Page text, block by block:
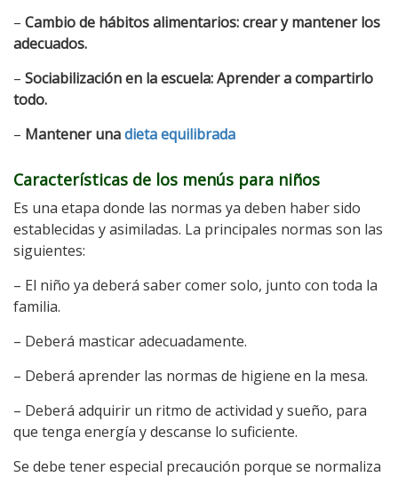
– Cambio de hábitos alimentarios: crear y mantener los
adecuados.
– Sociabilización en la escuela: Aprender a compartirlo
todo.
– Mantener unadieta equilibrada
Características de los menús para niños
Es una etapa donde las normas ya deben haber sido
establecidas y asimiladas. La principales normas son las
siguientes:
– El niño ya deberá saber comer solo, junto con toda la
familia.
– Deberá masticar adecuadamente.
– Deberá aprender las normas de higiene en la mesa.
– Deberá adquirir un ritmo de actividad y sueño, para
que tenga energía y descanse lo suficiente.
Se debe tener especial precaución porque se normaliza